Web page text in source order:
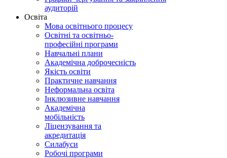
аудиторій
Освіта
Мова освітнього процесу
Освітні та освітньо-
професійні програми
Навчальні плани
Академічна доброчесність
Якість освіти
Практичне навчання
Неформальна освіта
Інклюзивне навчання
Академічна
мобільність
Ліцензування та
акредитація
Силабуси
Робочі програми